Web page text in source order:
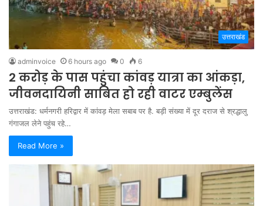
उत्तराखंड
adminvoice 6 hours ago 0 6
2 करोड़ के पास पहुंचा कांवड़ यात्रा का आंकड़ा,
जीवनदायिनी साबित हो रही वाटर एम्बुलेंस
उत्तराखंड: धर्मनगरी हरिद्वार में कांवड़ मेला सबाब पर है. बड़ी संख्या में दूर दराज से श्रद्धालु
गंगाजल लेने पहुंच रहे…
Read More »